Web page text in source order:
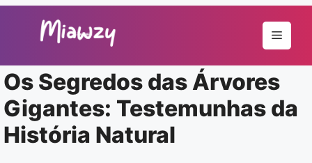
conteúdo
Menu
Os Segredos das Árvores
Gigantes: Testemunhas da
História Natural